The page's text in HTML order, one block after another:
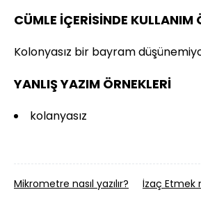
CÜMLE İÇERİSİNDE KULLANIM
Kolonyasız bir bayram
YANLIŞ YAZIM ÖRNEKLERİ
kolanyasız
Mikrometre nasıl yazılır? İzaç Etmek